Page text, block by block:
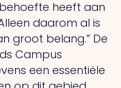
heeft aan
daarom al is
groot belang.” De
Campus
een essentiële